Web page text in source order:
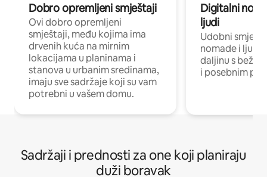
Dobro opremljeni smještaji
Ovi dobro opremljeni
smještaji, među kojima ima
drvenih kuća na mirnim
lokacijama u planinama i
stanova u urbanim sredinama,
imaju sve sadržaje koji su vam
potrebni u vašem domu.
Digitalni
ljudi
Udobni
nomade i ljude
daljinu s
i posebnim
Sadržaji i prednosti za one koji planiraju
duži boravak